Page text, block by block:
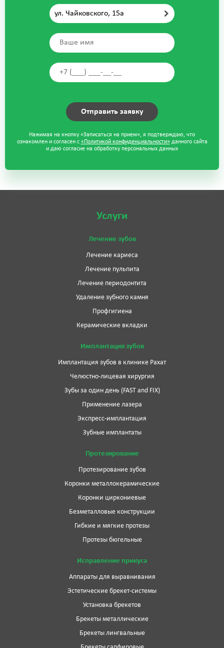
ул. Чайковского, 15а
Нажимая на кнопку «Записаться на прием», я подтверждаю, что
ознакомлен и согласен с «Политикой конфиденциальности»данного сайта
и даю согласие на обработку персональных данных
Услуги
Лечение зубов
Лечение кариеса
Лечение пульпита
Лечение периодонтита
Удаление зубного камня
Профгигиена
Керамические вкладки
Имплантация зубов
Имплантация зубов в клинике Рахат
Челюстно-лицевая хирургия
Зубы за один день (FAST and FIX)
Применение лазера
Экспресс-имплантация
Зубные имплантаты
Протезирование
Протезирование зубов
Коронки металлокерамические
Коронки циркониевые
Безметалловые конструкции
Гибкие и мягкие протезы
Протезы бюгельные
Исправление прикуса
Аппараты для выравнивания
Эстетические брекет-системы
Установка брекетов
Брекеты металлические
Брекеты лингвальные